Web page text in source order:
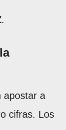
.
apostar a
cifras. Los